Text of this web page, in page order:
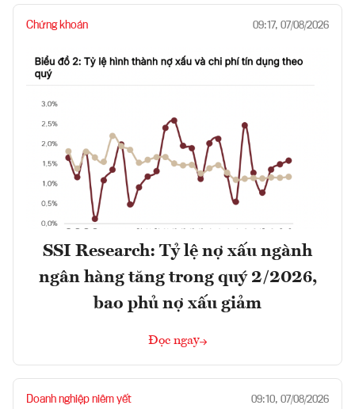
Chứng khoán 09:17, 07/08/2026
SSI Research: Tỷ lệ nợ xấu ngành
ngân hàng tăng trong quý 2/2026,
bao phủ nợ xấu giảm
Đọc ngay
Doanh nghiệp niêm yết 09:10, 07/08/2026